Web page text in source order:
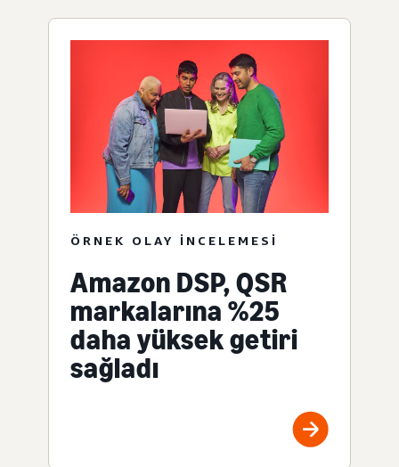
ÖRNEK OLAY INCELEMESI
Amazon DSP, QSR
markalarına %25
daha yüksek getiri
sağladı